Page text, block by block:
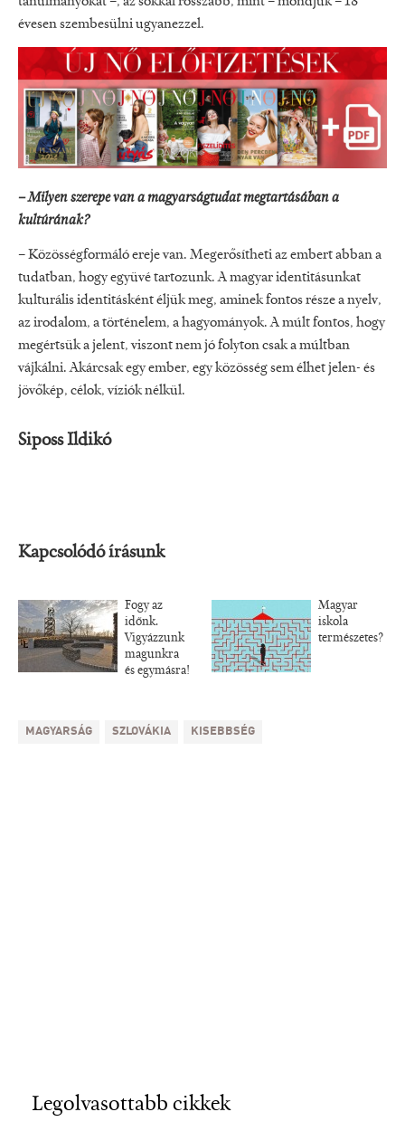
évesen szembesülni ugyanezzel.
– Milyen szerepe van a magyarságtudat megtartásában a
kultúrának?
– Közösségformáló ereje van. Megerősítheti az embert abban a
tudatban, hogy együvé tartozunk. A magyar identitásunkat
kulturális identitásként éljük meg, aminek fontos része a nyelv,
az irodalom, a történelem, a hagyományok. A múlt fontos, hogy
megértsük a jelent, viszont nem jó folyton csak a múltban
vájkálni. Akárcsak egy ember, egy közösség sem élhet jelen- és
jövőkép, célok, víziók nélkül.
Siposs Ildikó
Kapcsolódó írásunk
Fogy az
időnk.
Vigyázzunk
magunkra
és egymásra!
Magyar
iskola
természetes?
MAGYARSÁG SZLOVÁKIA KISEBBSÉG
Legolvasottabb cikkek